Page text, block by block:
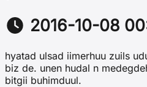
2016-10-08
hyatad ulsad iimerhuu zuils
biz de. unen hudal n
bitgii buhimduul.